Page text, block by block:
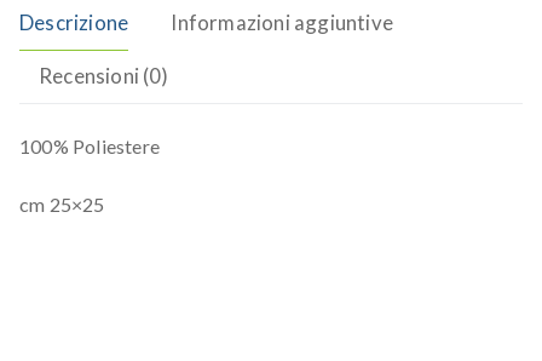
Descrizione Informazioni aggiuntive
Recensioni (0)
100% Poliestere
cm 25×25